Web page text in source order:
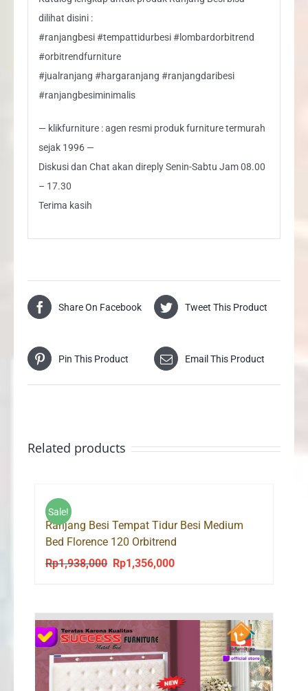
dilihat disini :
#ranjangbesi #tempattidurbesi #lombardorbitrend
#orbitrendfurniture
#jualranjang #hargaranjang #ranjangdaribesi
#ranjangbesiminimalis
— klikfurniture : agen resmi produk furniture termurah
sejak 1996 —
Diskusi dan Chat akan direply Senin-Sabtu Jam 08.00
– 17.30
Terima kasih
Share On Facebook Tweet This Product
Pin This Product Email This Product
Related products
Sale!
Ranjang Besi Tempat Tidur Besi Medium
Bed Florence 120 Orbitrend
Rp1,938,000
Original
Rp1,938,000.
Rp1,356,000Current
Rp1,356,000.